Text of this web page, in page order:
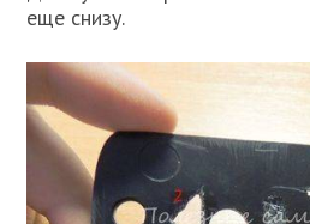
еще снизу.